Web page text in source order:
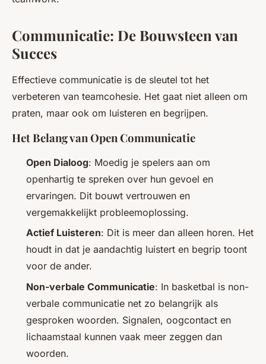
Communicatie: De Bouwsteen van
Succes
Effectieve communicatie is de sleutel tot het
verbeteren van teamcohesie. Het gaat niet alleen om
praten, maar ook om luisteren en begrijpen.
Het Belang van Open Communicatie
Open Dialoog: Moedig je spelers aan om
openhartig te spreken over hun gevoel en
ervaringen. Dit bouwt vertrouwen en
vergemakkelijkt probleemoplossing.
Actief Luisteren: Dit is meer dan alleen horen. Het
houdt in dat je aandachtig luistert en begrip toont
voor de ander.
Non-verbale Communicatie: In basketbal is non-
verbale communicatie net zo belangrijk als
gesproken woorden. Signalen, oogcontact en
lichaamstaal kunnen vaak meer zeggen dan
woorden.